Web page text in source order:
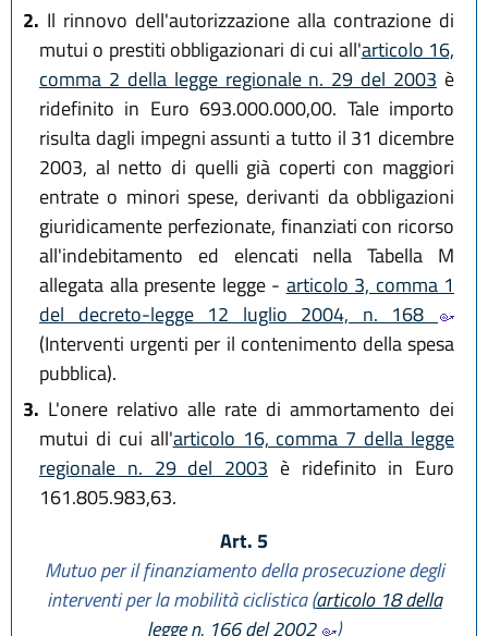
2. Il rinnovo dell'autorizzazione alla contrazione di
mutui o prestiti obbligazionari di cui all'articolo 16,
comma 2 della legge regionale n. 29 del 2003 è
ridefinito in Euro 693.000.000,00. Tale importo
risulta dagli impegni assunti a tutto il 31 dicembre
2003, al netto di quelli già coperti con maggiori
entrate o minori spese, derivanti da obbligazioni
giuridicamente perfezionate, finanziati con ricorso
all'indebitamento ed elencati nella Tabella M
allegata alla presente legge - articolo 3, comma 1
del decreto-legge 12 luglio 2004, n. 168
(Interventi urgenti per il contenimento della spesa
pubblica).
3. L'onere relativo alle rate di ammortamento dei
mutui di cui all'articolo 16, comma 7 della legge
regionale n. 29 del 2003 è ridefinito in Euro
161.805.983,63.
Art. 5
Mutuo per il finanziamento della prosecuzione degli
interventi per la mobilità ciclistica (articolo 18 della
legge n. 166 del 2002
)